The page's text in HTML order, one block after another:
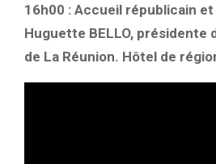
16h00 : Accueil républicain
Huguette BELLO, présidente
de La Réunion. Hôtel de